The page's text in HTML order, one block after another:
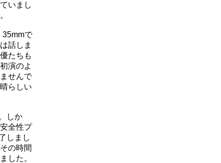
いまし
35mmで
話しま
たちも
演のよ
せんで
らしい
しか
全性プ
しまし
の時間
した。